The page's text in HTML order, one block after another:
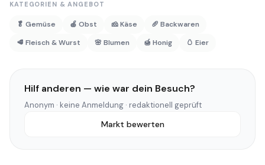
KATEGORIEN & ANGEBOT
🥬 Gemüse 🍎 Obst 🧀 Käse
🥖 Backwaren
🥩 Fleisch & Wurst
🌸 Blumen 🍯 Honig 🥚 Eier
Hilf anderen — wie war dein Besuch?
Anonym · keine Anmeldung · redaktionell geprüft
Markt bewerten